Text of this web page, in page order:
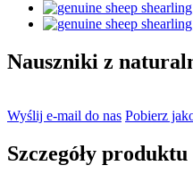
Nauszniki z
Wyślij e-mail do nas Pobierz
Szczegóły produktu